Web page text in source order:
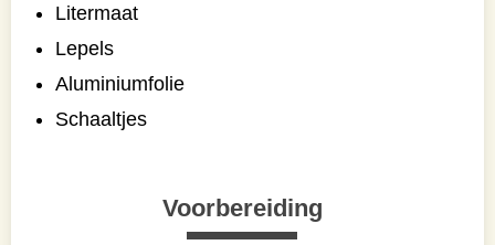
Litermaat
Lepels
Aluminiumfolie
Schaaltjes
Voorbereiding